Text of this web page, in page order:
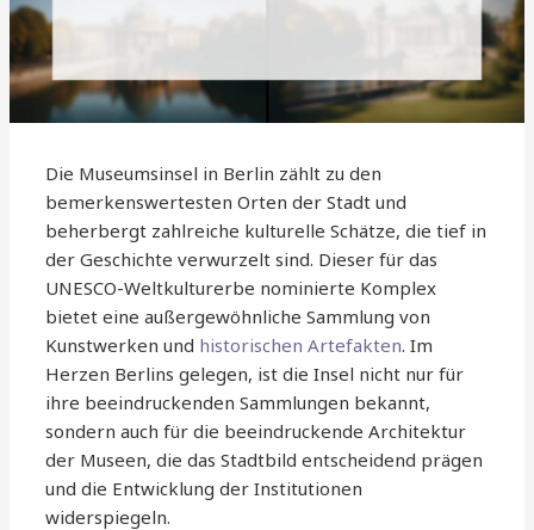
Die Museumsinsel in Berlin zählt zu den
bemerkenswertesten Orten der Stadt und
beherbergt zahlreiche kulturelle Schätze, die tief in
der Geschichte verwurzelt sind. Dieser für das
UNESCO-Weltkulturerbe nominierte Komplex
bietet eine außergewöhnliche Sammlung von
Kunstwerken und historischen Artefakten. Im
Herzen Berlins gelegen, ist die Insel nicht nur für
ihre beeindruckenden Sammlungen bekannt,
sondern auch für die beeindruckende Architektur
der Museen, die das Stadtbild entscheidend prägen
und die Entwicklung der Institutionen
widerspiegeln.